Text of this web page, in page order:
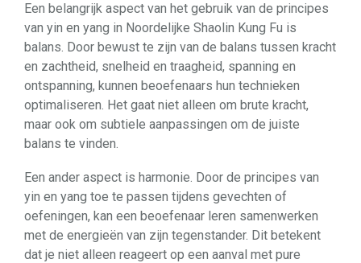
Een belangrijk aspect van het gebruik van de principes
van yin en yang in Noordelijke Shaolin Kung Fu is
balans. Door bewust te zijn van de balans tussen kracht
en zachtheid, snelheid en traagheid, spanning en
ontspanning, kunnen beoefenaars hun technieken
optimaliseren. Het gaat niet alleen om brute kracht,
maar ook om subtiele aanpassingen om de juiste
balans te vinden.
Een ander aspect is harmonie. Door de principes van
yin en yang toe te passen tijdens gevechten of
oefeningen, kan een beoefenaar leren samenwerken
met de energieën van zijn tegenstander. Dit betekent
dat je niet alleen reageert op een aanval met pure